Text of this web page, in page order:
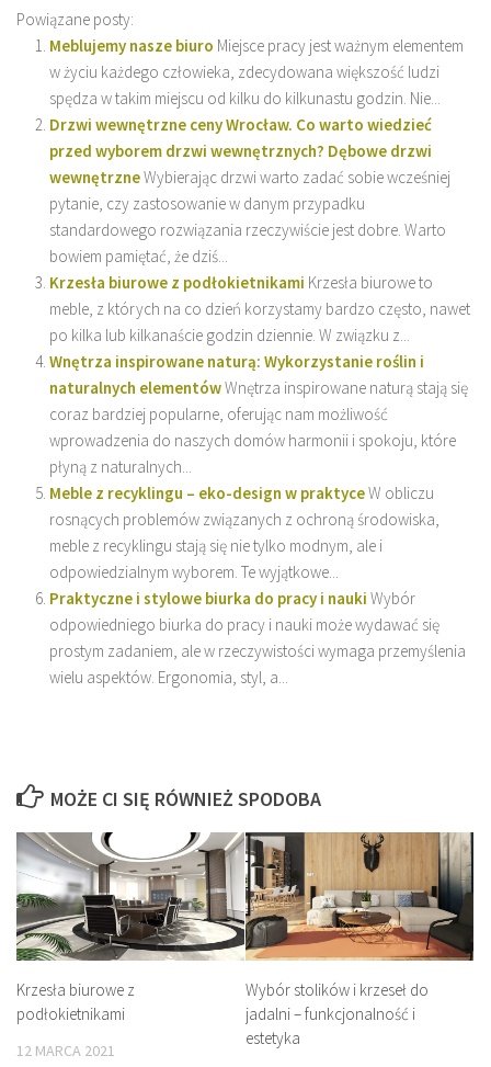
Powiązane posty:
Meblujemy nasze biuro Miejsce pracy jest ważnym elementem
w życiu każdego człowieka, zdecydowana większość ludzi
spędza w takim miejscu od kilku do kilkunastu godzin. Nie...
Drzwi wewnętrzne ceny Wrocław. Co warto wiedzieć
przed wyborem drzwi wewnętrznych? Dębowe drzwi
wewnętrzneWybierając drzwi warto zadać sobie wcześniej
pytanie, czy zastosowanie w danym przypadku
standardowego rozwiązania rzeczywiście jest dobre. Warto
bowiem pamiętać, że dziś...
Krzesła biurowe z podłokietnikami Krzesła biurowe to
meble, z których na co dzień korzystamy bardzo często, nawet
po kilka lub kilkanaście godzin dziennie. W związku z...
Wnętrza inspirowane naturą: Wykorzystanie roślin i
naturalnych elementówWnętrza inspirowane naturą stają się
coraz bardziej popularne, oferując nam możliwość
wprowadzenia do naszych domów harmonii i spokoju, które
płyną z naturalnych...
Meble z recyklingu – eko-design w praktyceW obliczu
rosnących problemów związanych z ochroną środowiska,
meble z recyklingu stają się nie tylko modnym, ale i
odpowiedzialnym wyborem. Te wyjątkowe...
Praktyczne i stylowe biurka do pracy i nauki Wybór
odpowiedniego biurka do pracy i nauki może wydawać się
prostym zadaniem, ale w rzeczywistości wymaga przemyślenia
wielu aspektów. Ergonomia, styl, a...
MOŻE CI SIĘ RÓWNIEŻ SPODOBA
Krzesła biurowe z
podłokietnikami
12 MARCA 2021
Wybór stolików i krzeseł do
jadalni – funkcjonalność i
estetyka